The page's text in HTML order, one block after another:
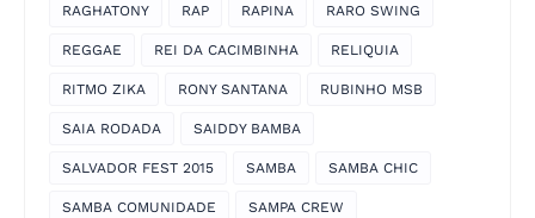
RAGHATONY RAP RAPINA RARO SWING
REGGAE REI DA CACIMBINHA RELIQUIA
RITMO ZIKA RONY SANTANA RUBINHO MSB
SAIA RODADA SAIDDY BAMBA
SALVADOR FEST 2015 SAMBA SAMBA CHIC
SAMBA COMUNIDADE SAMPA CREW